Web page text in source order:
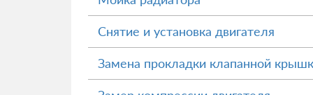
Снятие и установка двигателя
Замена прокладки клапанной